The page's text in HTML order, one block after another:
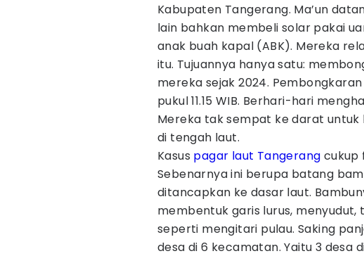
Kabupaten Tangerang. Ma’un
lain bahkan membeli solar pakai
anak buah kapal (ABK). Mereka
itu. Tujuannya hanya satu:
mereka sejak 2024.
pukul 11.15 WIB. Berhari-hari
Mereka tak sempat ke darat
di tengah laut.
Kasus pagar laut Tangerang cukup
Sebenarnya ini berupa batang
ditancapkan ke dasar laut.
membentuk garis lurus,
seperti mengitari pulau. Saking
desa di 6 kecamatan. Yaitu 3 desa